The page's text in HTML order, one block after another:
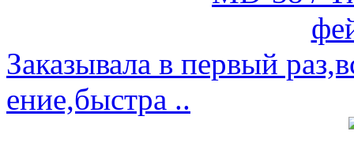
Заказывала в первый
ение,быстра ..